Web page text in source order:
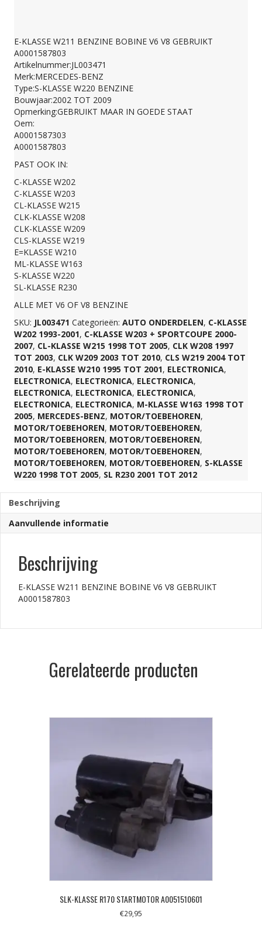
W211
BENZINE
BOBINE
V6
V8
GEBRUIKT
A0001587803
aantal
E-KLASSE W211 BENZINE BOBINE V6 V8 GEBRUIKT
A0001587803
Artikelnummer:JL003471
Merk:MERCEDES-BENZ
Type:S-KLASSE W220 BENZINE
Bouwjaar:2002 TOT 2009
Opmerking:GEBRUIKT MAAR IN GOEDE STAAT
Oem:
A0001587303
A0001587803
PAST OOK IN:
C-KLASSE W202
C-KLASSE W203
CL-KLASSE W215
CLK-KLASSE W208
CLK-KLASSE W209
CLS-KLASSE W219
E=KLASSE W210
ML-KLASSE W163
S-KLASSE W220
SL-KLASSE R230
ALLE MET V6 OF V8 BENZINE
SKU: JL003471 Categorieën: AUTO ONDERDELEN, C-KLASSE
W202 1993-2001, C-KLASSE W203 + SPORTCOUPE 2000-
2007, CL-KLASSE W215 1998 TOT 2005, CLK W208 1997
TOT 2003, CLK W209 2003 TOT 2010, CLS W219 2004 TOT
2010, E-KLASSE W210 1995 TOT 2001, ELECTRONICA,
ELECTRONICA, ELECTRONICA, ELECTRONICA,
ELECTRONICA, ELECTRONICA, ELECTRONICA,
ELECTRONICA, ELECTRONICA, M-KLASSE W163 1998 TOT
2005, MERCEDES-BENZ, MOTOR/TOEBEHOREN,
MOTOR/TOEBEHOREN, MOTOR/TOEBEHOREN,
MOTOR/TOEBEHOREN, MOTOR/TOEBEHOREN,
MOTOR/TOEBEHOREN, MOTOR/TOEBEHOREN,
MOTOR/TOEBEHOREN, MOTOR/TOEBEHOREN, S-KLASSE
W220 1998 TOT 2005, SL R230 2001 TOT 2012
Beschrijving
Aanvullende informatie
Beschrijving
E-KLASSE W211 BENZINE BOBINE V6 V8 GEBRUIKT
A0001587803
Gerelateerde producten
SLK-KLASSE R170 STARTMOTOR A0051510601
€29,95